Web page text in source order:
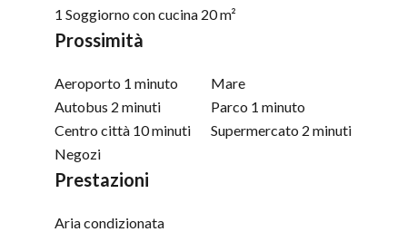
1 Soggiorno con cucina 20 m²
Prossimità
Aeroporto 1 minuto
Autobus 2 minuti
Centro città 10 minuti
Negozi
Mare
Parco 1 minuto
Supermercato 2 minuti
Prestazioni
Aria condizionata